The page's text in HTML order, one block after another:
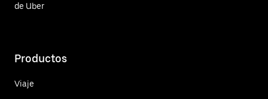
de Uber
Productos
Viaje